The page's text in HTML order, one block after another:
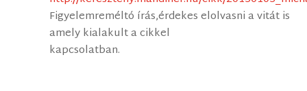
Figyelemreméltó írás,érdekes elolvasni a vitát is
amely kialakult a cikkel
kapcsolatban.